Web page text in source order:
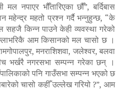
नपाएर भौँतारिएका छौँ”, बर्दिबास
महेन्द्र महतो प्रश्न गर्दै भन्नुहुन्छ, “के
सहजै किन्न पाउने केही व्यवस्था गरेको
आम किसानको मल चासो छ ।
मनराशिशवा, जलेश्वर, बलवा
भर्खरै नगरसभा सम्पन्न गरेका छन् ।
पनि गाउँसभा सम्पन्न भएको छ
चासो कहीँ उल्लेख गरियो ?”, आम